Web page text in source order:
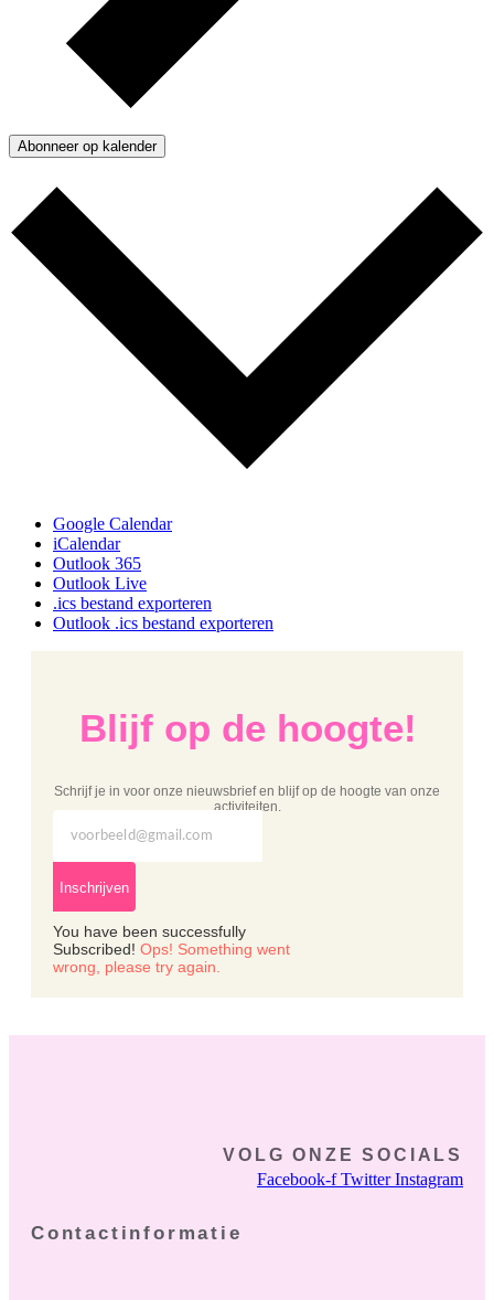
Abonneer op kalender
Google Calendar
iCalendar
Outlook 365
Outlook Live
.ics bestand exporteren
Outlook .ics bestand exporteren
Blijf op de hoogte!
Schrijf je in voor onze nieuwsbrief en blijf op de hoogte van onze
activiteiten.
Inschrijven
You have been successfully
Subscribed! Ops! Something went
wrong, please try again.
VOLG ONZE SOCIALS
Facebook-f Twitter Instagram
Contactinformatie